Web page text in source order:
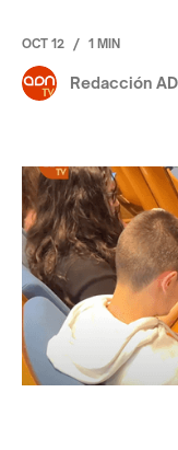
OCT 12 / 1 MIN
Redacción